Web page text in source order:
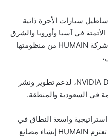
سيارات الأجرة ذاتية
في آسيا وأوروبا والشرق
الأوسط. وفي هذا الإطار، ستوظف شركة HUMAIN من منظومتها
بالتعاون مع منصة NVIDIA DRIVE Hyperion، لدعم تطوير ونشر
في السعودية والمنطقة.
واسعة النطاق في
البنية التحتية للذكاء الاصطناعي، إذ تعتزم HUMAIN إنشاء مصانع